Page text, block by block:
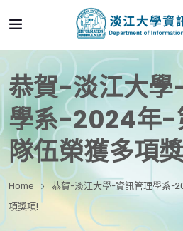
恭賀-淡江大
學系-2024年-
隊伍榮獲多項
Home
恭賀-淡江大學-資訊管理學系-
項獎項!